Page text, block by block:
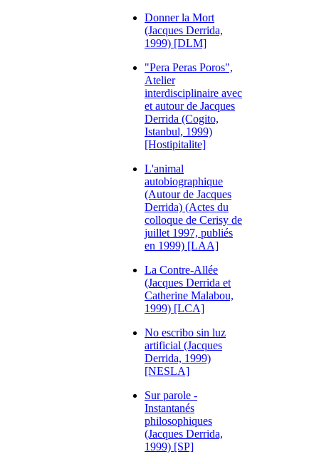
Donner la Mort
(Jacques Derrida,
1999) [DLM]
"Pera Peras Poros",
Atelier
interdisciplinaire avec
et autour de Jacques
Derrida (Cogito,
Istanbul, 1999)
[Hostipitalite]
L'animal
autobiographique
(Autour de Jacques
Derrida) (Actes du
colloque de Cerisy de
juillet 1997, publiés
en 1999) [LAA]
La Contre-Allée
(Jacques Derrida et
Catherine Malabou,
1999) [LCA]
No escribo sin luz
artificial (Jacques
Derrida, 1999)
[NESLA]
Sur parole -
Instantanés
philosophiques
(Jacques Derrida,
1999) [SP]